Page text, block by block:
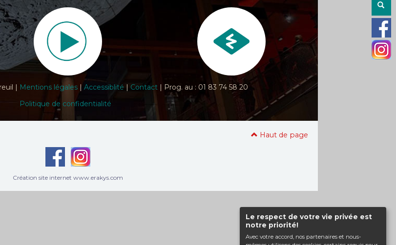
Le respect de votre vie privée est
notre priorité!
Avec votre accord, nos partenaires et nous-
| Mentions légales | Accessiblité | Contact | Prog. au : 01 83 74 58 20
Politique de confidentialité
Haut de page
Création site internet www.erakys.com